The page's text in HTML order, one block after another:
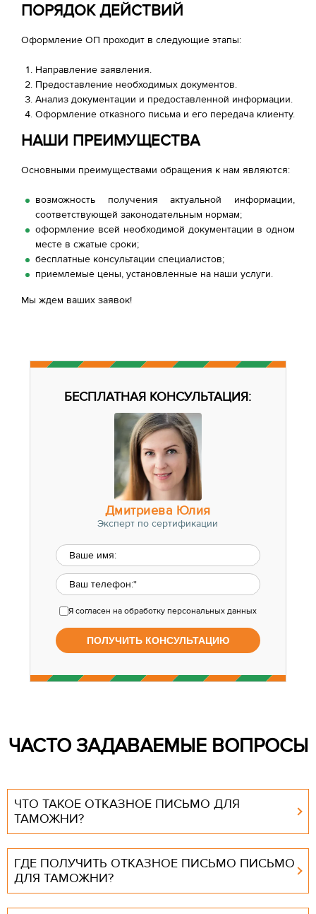
ПОРЯДОК ДЕЙСТВИЙ
Оформление ОП проходит в следующие этапы:
Направление заявления.
Предоставление необходимых документов.
Анализ документации и предоставленной информации.
Оформление отказного письма и его передача клиенту.
НАШИ ПРЕИМУЩЕСТВА
Основными преимуществами обращения к нам являются:
возможность получения актуальной информации,
соответствующей законодательным нормам;
оформление всей необходимой документации в одном
месте в сжатые сроки;
бесплатные консультации специалистов;
приемлемые цены, установленные на наши услуги.
Мы ждем ваших заявок!
БЕСПЛАТНАЯ КОНСУЛЬТАЦИЯ:
Дмитриева Юлия
Эксперт по сертификации
Я согласен на обработку персональных данных
ЧАСТО ЗАДАВАЕМЫЕ ВОПРОСЫ
ЧТО ТАКОЕ ОТКАЗНОЕ ПИСЬМО ДЛЯ
ТАМОЖНИ?
ГДЕ ПОЛУЧИТЬ ОТКАЗНОЕ ПИСЬМО ПИСЬМО
ДЛЯ ТАМОЖНИ?